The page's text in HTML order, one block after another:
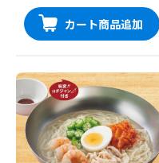
カート商品追加